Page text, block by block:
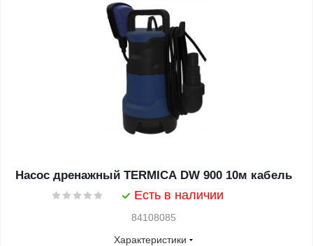
Насос дренажный TERMICA DW 900 10м кабель
Есть в наличии
84108085
Характеристики